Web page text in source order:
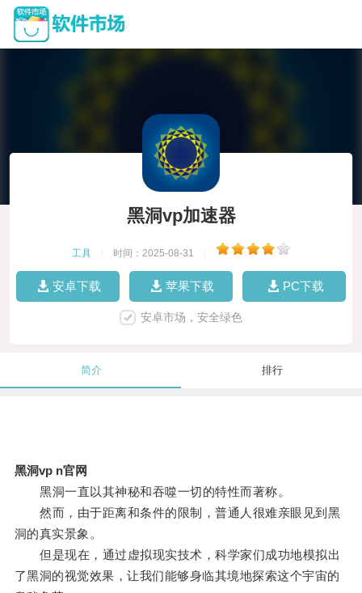
黑洞vp加速器
工具 时间：2025-08-31
安卓下载 苹果下载 PC下载
安卓市场，安全绿色
简介 排行
黑洞vp n官网
黑洞一直以其神秘和吞噬一切的特性而著称。
然而，由于距离和条件的限制，普通人很难亲眼见到黑
洞的真实景象。
但是现在，通过虚拟现实技术，科学家们成功地模拟出
了黑洞的视觉效果，让我们能够身临其境地探索这个宇宙的